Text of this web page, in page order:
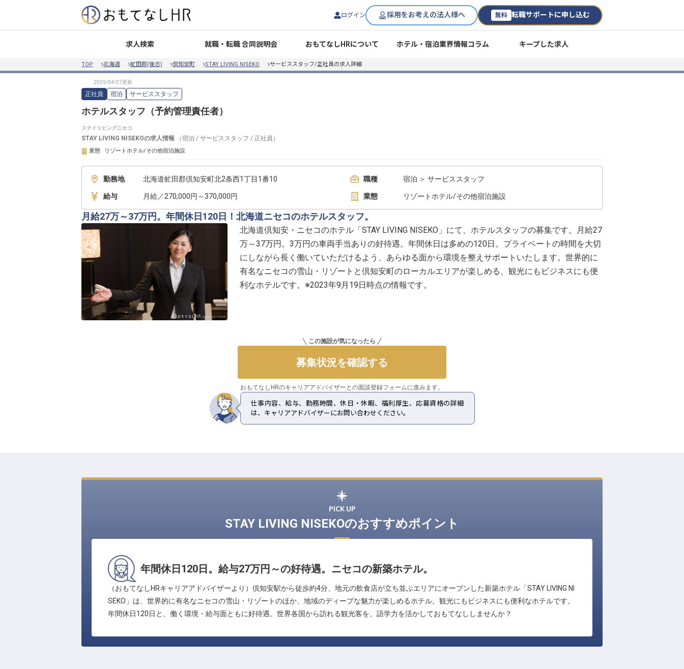
ログイン 採用をお考えの法人様へ 無料 転職サポートに申し込む
求人検索 就職・転職 合同説明会 おもてなしHRについて ホテル・宿泊業界情報コラム キープした求人
TOP 北海道 虻田郡(後志) 倶知安町 STAY LIVING NISEKO サービススタッフ/正社員の求人詳細
正社員 宿泊 サービススタッフ
ホテルスタッフ（予約管理責任者）
ステイリビングニセコ
STAY LIVING NISEKOの求人情報 （宿泊 / サービススタッフ / 正社員 ）
業態 リゾートホテル/その他宿泊施設
勤務地 北海道虻田郡倶知安町北2条西1丁目1番10 職種 宿泊 ＞ サービススタッフ
給与 月給／270,000円～370,000円 業態 リゾートホテル/その他宿泊施設
月給27万～37万円。年間休日120日！北海道ニセコのホテルスタッフ。
北海道倶知安・ニセコのホテル「STAY LIVING NISEKO」にて、ホテルスタッフの募集です。月給27
万～37万円。3万円の車両手当ありの好待遇。年間休日は多めの120日。プライベートの時間を大切
にしながら長く働いていただけるよう、あらゆる面から環境を整えサポートいたします。世界的に
有名なニセコの雪山・リゾートと倶知安町のローカルエリアが楽しめる、観光にもビジネスにも便
利なホテルです。※2023年9月19日時点の情報です。
この施設が気になったら
募集状況を確認する
おもてなしHRのキャリアアドバイザーとの面談登録フォームに進みます。
仕事内容、給与、勤務時間、休日・休暇、福利厚生、応募資格の詳細
は、キャリアアドバイザーにお問い合わせください。
PICK UP
STAY LIVING NISEKOのおすすめポイント
年間休日120日。給与27万円～の好待遇。ニセコの新築ホテル。
（おもてなしHRキャリアアドバイザーより）倶知安駅から徒歩約4分、地元の飲食店が立ち並ぶエリアにオープンした新築ホテル「STAY LIVING NI
SEKO」は、世界的に有名なニセコの雪山・リゾートのほか、地域のディープな魅力が楽しめるホテル。観光にもビジネスにも便利なホテルです。
年間休日120日と、働く環境・給与面ともに好待遇。世界各国から訪れる観光客を、語学力を活かしておもてなししませんか？